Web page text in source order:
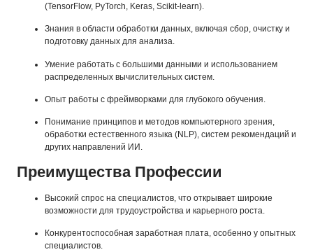
(TensorFlow, PyTorch, Keras, Scikit-learn).
Знания в области обработки данных, включая сбор, очистку и
подготовку данных для анализа.
Умение работать с большими данными и использованием
распределенных вычислительных систем.
Опыт работы с фреймворками для глубокого обучения.
Понимание принципов и методов компьютерного зрения,
обработки естественного языка (NLP), систем рекомендаций и
других направлений ИИ.
Преимущества Профессии
Высокий спрос на специалистов, что открывает широкие
возможности для трудоустройства и карьерного роста.
Конкурентоспособная заработная плата, особенно у опытных
специалистов.